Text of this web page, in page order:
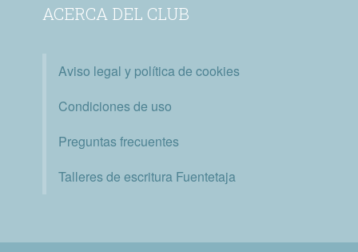
ACERCA DEL CLUB
Aviso legal y política de cookies
Condiciones de uso
Preguntas frecuentes
Talleres de escritura Fuentetaja